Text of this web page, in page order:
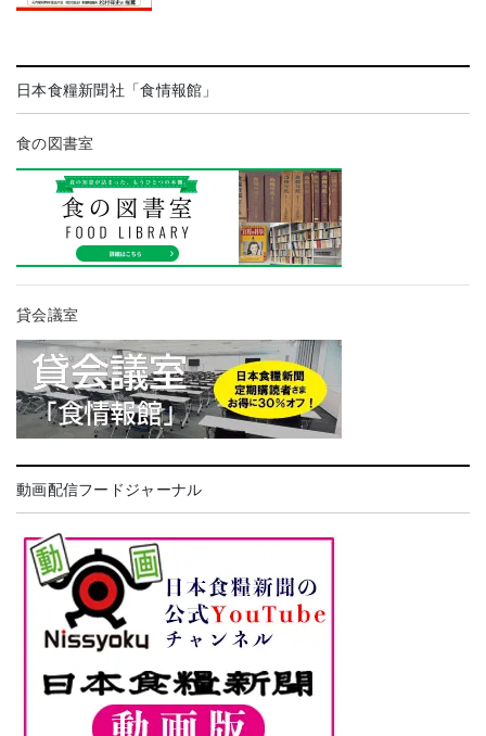
日本食糧新聞社「食情報館」
食の図書室
貸会議室
動画配信フードジャーナル